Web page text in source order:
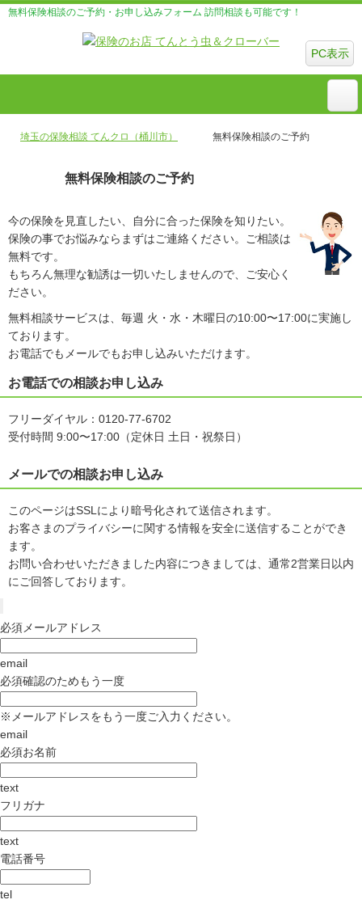
無料保険相談のご予約・お申し込みフォーム 訪問相談も可能です！
PC表示
埼玉の保険相談 てんクロ（桶川市） 無料保険相談のご予約
無料保険相談のご予約
今の保険を見直したい、自分に合った保険を知りたい。
保険の事でお悩みならまずはご連絡ください。ご相談は
無料です。
もちろん無理な勧誘は一切いたしませんので、ご安心く
ださい。
無料相談サービスは、毎週 火・水・木曜日の10:00〜17:00に実施し
ております。
お電話でもメールでもお申し込みいただけます。
お電話での相談お申し込み
フリーダイヤル：0120-77-6702
受付時間 9:00〜17:00（定休日 土日・祝祭日）
メールでの相談お申し込み
このページはSSLにより暗号化されて送信されます。
お客さまのプライバシーに関する情報を安全に送信することができ
ます。
お問い合わせいただきました内容につきましては、通常2営業日以内
にご回答しております。
必須 メールアドレス
email
必須確認のためもう一度
※ メールアドレスをもう一度ご入力ください。
email
必須お名前
text
フリガナ
text
電話番号
tel